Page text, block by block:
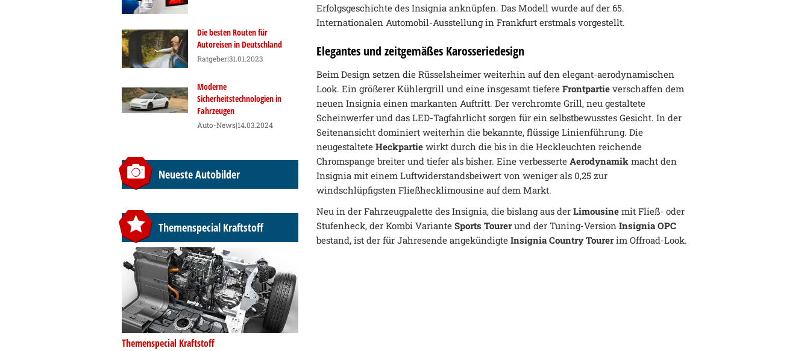
Erfolgsgeschichte des Insignia anknüpfen. Das Modell wurde auf der 65.
Internationalen Automobil-Ausstellung in Frankfurt erstmals vorgestellt.
Elegantes und zeitgemäßes Karosseriedesign
Beim Design setzen die Rüsselsheimer weiterhin auf den elegant-aerodynamischen
Look. Ein größerer Kühlergrill und eine insgesamt tiefereFrontpartieverschaffen dem
neuen Insignia einen markanten Auftritt. Der verchromte Grill, neu gestaltete
Scheinwerfer und das LED-Tagfahrlicht sorgen für ein selbstbewusstes Gesicht. In der
Seitenansicht dominiert weiterhin die bekannte, flüssige Linienführung. Die
neugestalteteHeckpartiewirkt durch die bis in die Heckleuchten reichende
Chromspange breiter und tiefer als bisher. Eine verbesserteAerodynamikmacht den
Insignia mit einem Luftwiderstandsbeiwert von weniger als 0,25 zur
windschlüpfigsten Fließhecklimousine auf dem Markt.
Neu in der Fahrzeugpalette des Insignia, die bislang aus derLimousinemit Fließ- oder
Stufenheck, der Kombi VarianteSports Tourerund der Tuning-VersionInsignia OPC
bestand, ist der für Jahresende angekündigte Insignia Country Tourerim Offroad-Look.
Die besten Routen für
Autoreisen in Deutschland
Ratgeber|31.01.2023
Moderne
Sicherheitstechnologien in
Fahrzeugen
Auto-News|14.03.2024
Neueste Autobilder
Themenspecial Kraftstoff
Themenspecial Kraftstoff